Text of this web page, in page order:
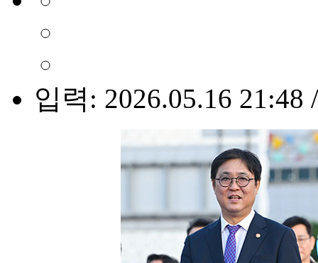
입력: 2026.05.16 21:48